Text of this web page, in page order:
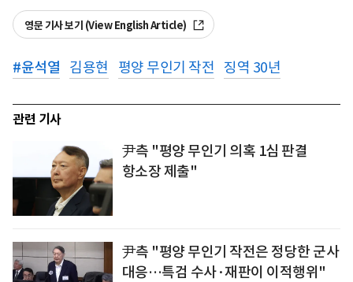
영문 기사 보기 (View English Article)
#윤석열 김용현 평양 무인기 작전 징역 30년
관련 기사
尹측 "평양 무인기 의혹 1심 판결
항소장 제출"
尹측 "평양 무인기 작전은 정당한 군사
대응…특검 수사·재판이 이적행위"